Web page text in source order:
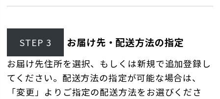
STEP 3 お届け先・配送方法の指定
お届け先住所を選択、もしくは新規で追加登録し
てください。配送方法の指定が可能な場合は、
「変更」よりご指定の配送方法をお選びくださ